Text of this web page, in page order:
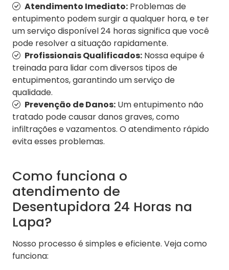
Atendimento Imediato: Problemas de
entupimento podem surgir a qualquer hora, e ter
um serviço disponível 24 horas significa que você
pode resolver a situação rapidamente.
Profissionais Qualificados: Nossa equipe é
treinada para lidar com diversos tipos de
entupimentos, garantindo um serviço de
qualidade.
Prevenção de Danos: Um entupimento não
tratado pode causar danos graves, como
infiltrações e vazamentos. O atendimento rápido
evita esses problemas.
Como funciona o
atendimento de
Desentupidora 24 Horas na
Lapa?
Nosso processo é simples e eficiente. Veja como
funciona: